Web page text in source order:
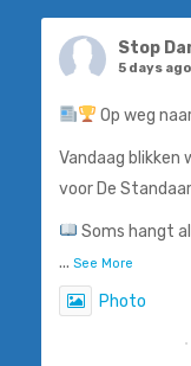
Stop
5 days ago
Op weg
Vandaag blikken
voor De
Soms hangt
... See More
Photo
·